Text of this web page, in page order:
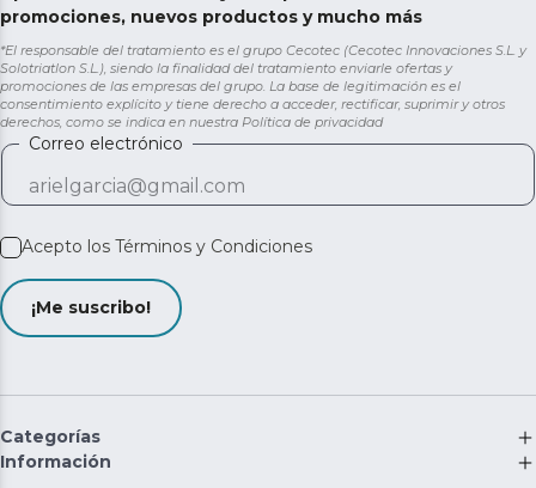
promociones, nuevos productos y mucho más
*El responsable del tratamiento es el grupo Cecotec (Cecotec Innovaciones S.L. y
Solotriatlon S.L.), siendo la finalidad del tratamiento enviarle ofertas y
promociones de las empresas del grupo. La base de legitimación es el
consentimiento explícito y tiene derecho a acceder, rectificar, suprimir y otros
derechos, como se indica en nuestra Política de privacidad
Correo electrónico
Acepto los Términos y Condiciones
¡Me suscribo!
Categorías
Información